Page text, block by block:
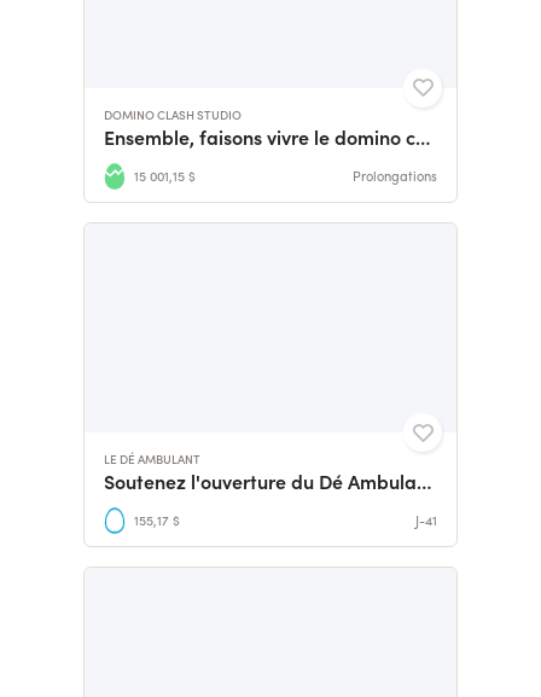
DOMINO CLASH STUDIO
Ensemble, faisons vivre le domino caribéen !
15 001,15 $ Prolongations
LE DÉ AMBULANT
Soutenez l'ouverture du Dé Ambulant à Foix !
155,17 $ J-41